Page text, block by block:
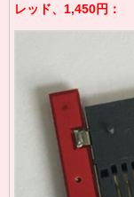
レッド、1,450円：